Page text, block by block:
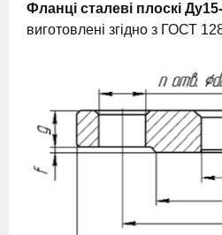
Фланці сталеві плоскі
виготовлені згідно з ГОСТ